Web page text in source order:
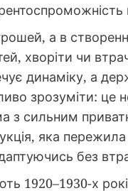
а в
хворіти чи
динаміку, а
зрозуміти: це
з сильним
яка пережила
без
1920–1930-х